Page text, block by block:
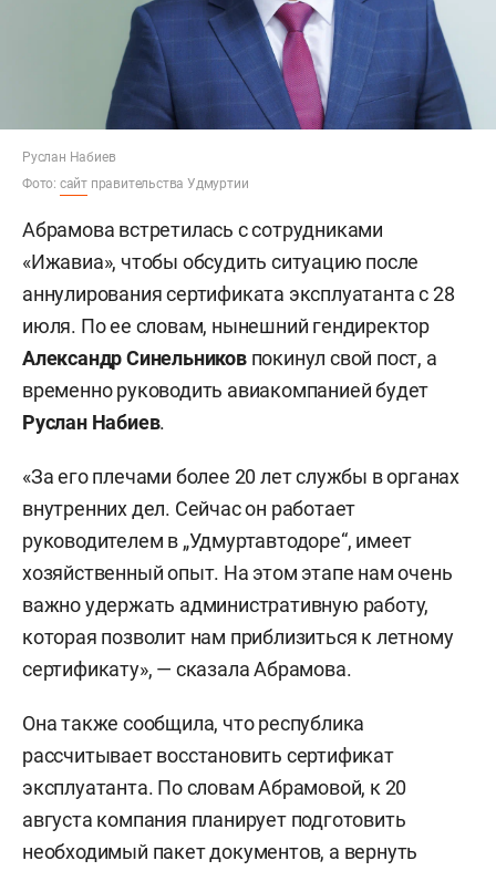
Руслан Набиев
Фото: сайт правительства Удмуртии
Абрамова встретилась с сотрудниками
«Ижавиа», чтобы обсудить ситуацию после
аннулирования сертификата эксплуатанта с 28
июля. По ее словам, нынешний гендиректор
Александр Синельниковпокинул свой пост, а
временно руководить авиакомпанией будет
Руслан Набиев.
«За его плечами более 20 лет службы в органах
внутренних дел. Сейчас он работает
руководителем в „Удмуртавтодоре“, имеет
хозяйственный опыт. На этом этапе нам очень
важно удержать административную работу,
которая позволит нам приблизиться к летному
сертификату», — сказала Абрамова.
Она также сообщила, что республика
рассчитывает восстановить сертификат
эксплуатанта. По словам Абрамовой, к 20
августа компания планирует подготовить
необходимый пакет документов, а вернуть